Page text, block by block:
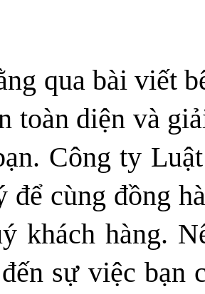
qua bài viết
toàn diện và
Công ty
để cùng đồng
khách hàng.
sự việc bạn